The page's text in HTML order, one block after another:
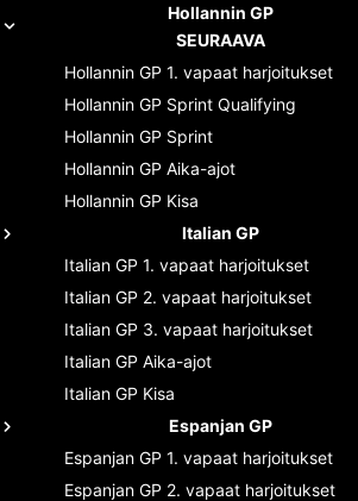
Hollannin GP
SEURAAVA
Hollannin GP 1. vapaat harjoitukset
Hollannin GP Sprint Qualifying
Hollannin GP Sprint
Hollannin GP Aika-ajot
Hollannin GP Kisa
Italian GP
Italian GP 1. vapaat harjoitukset
Italian GP 2. vapaat harjoitukset
Italian GP 3. vapaat harjoitukset
Italian GP Aika-ajot
Italian GP Kisa
Espanjan GP
Espanjan GP 1. vapaat harjoitukset
Espanjan GP 2. vapaat harjoitukset